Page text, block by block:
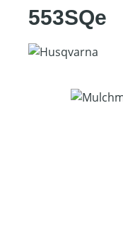
553SQe
Bildergalerie